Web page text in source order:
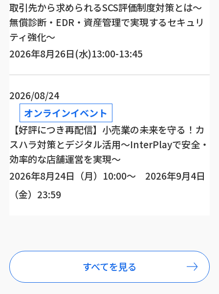
取引先から求められるSCS評価制度対策とは～
無償診断・EDR・資産管理で実現するセキュリ
ティ強化～
2026年8月26日(水)13:00-13:45
2026/08/24
オンラインイベント
【好評につき再配信】小売業の未来を守る！カ
スハラ対策とデジタル活用～InterPlayで安全・
効率的な店舗運営を実現～
2026年8月24日（月）10:00～ 2026年9月4日
（金）23:59
すべてを見る